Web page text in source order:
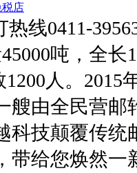
店
线0411-
吨，全长
人。2015
艘由全民营邮
科技颠覆传统
带给您焕然一